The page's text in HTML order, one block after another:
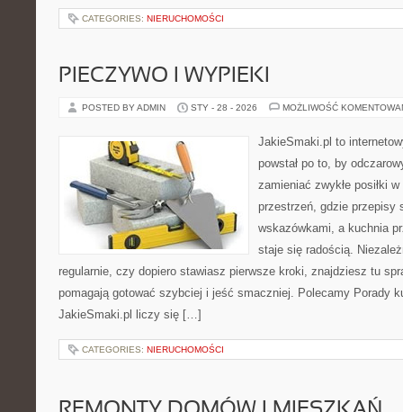
CATEGORIES: NIERUCHOMOŚCI
PIECZYWO I WYPIEKI
POSTED BY ADMIN STY - 28 - 2026 MOŻLIWOŚĆ
JakieSmaki.pl to
powstał po to, by
zamieniać zwykłe posiłki
przestrzeń, gdzie przepisy
wskazówkami, a kuchnia
staje się radością.
regularnie, czy dopiero stawiasz pierwsze kroki, znajdziesz tu
pomagają gotować szybciej i jeść smaczniej. Polecamy Porady
JakieSmaki.pl liczy się […]
CATEGORIES: NIERUCHOMOŚCI